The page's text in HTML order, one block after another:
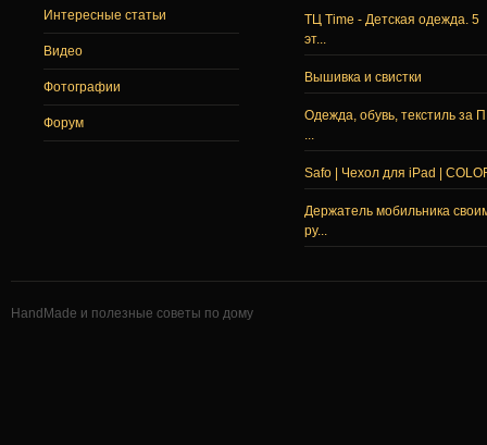
Интересные статьи
Видео
Фотографии
Форум
ТЦ Time - Детская одежда. 5
эт...
Вышивка и свистки
Одежда, обувь, текстиль за
...
Safo | Чехол для iPad |
Держатель мобильника
ру...
HandMade и полезные советы по дому